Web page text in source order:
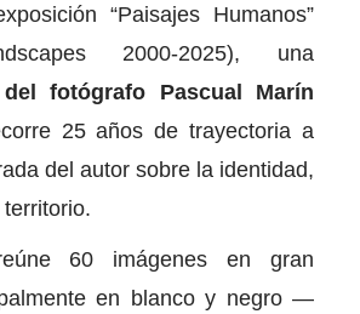
“Paisajes Humanos”
2000-2025), una
fotógrafo Pascual Marín
25 años de trayectoria a
del autor sobre la identidad,
60 imágenes en gran
en blanco y negro —